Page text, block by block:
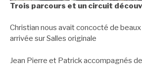
Trois parcours et un circuit
Christian nous avait concocté de
arrivée sur Salles originale
Jean Pierre et Patrick accompagnés